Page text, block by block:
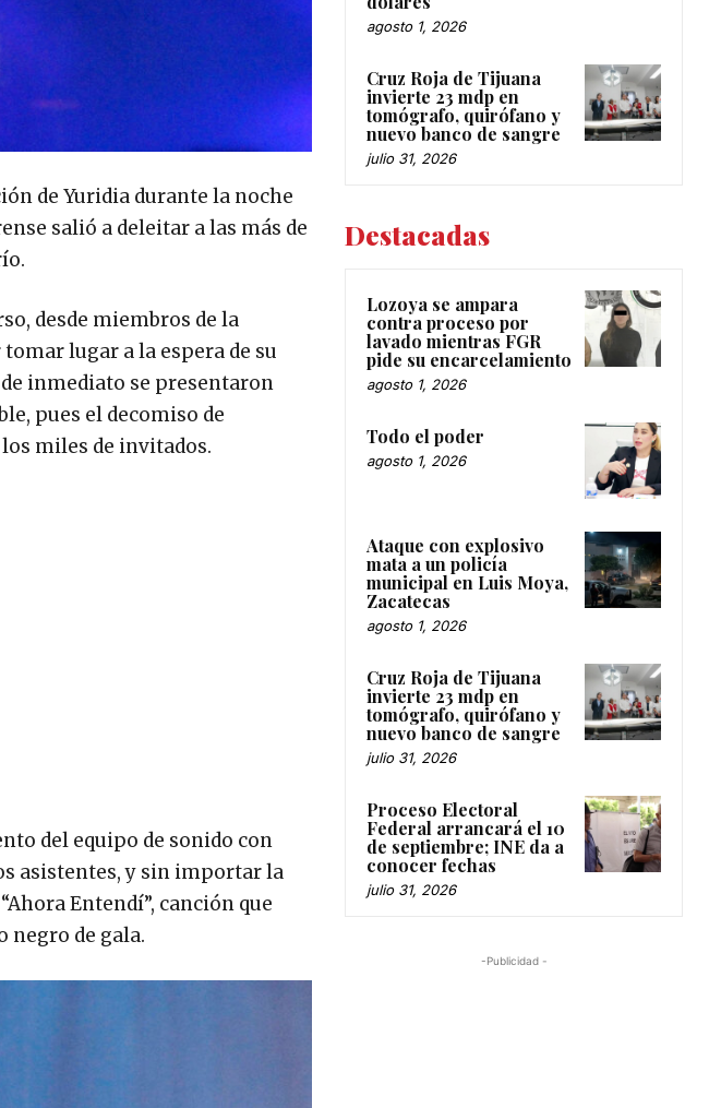
de Yuridia durante la noche
salió a deleitar a las más de
desde miembros de la
lugar a la espera de su
inmediato se presentaron
pues el decomiso de
miles de invitados.
del equipo de sonido con
asistentes, y sin importar la
Entendí”, canción que
negro de gala.
agosto 1, 2026
Cruz Roja de Tijuana
invierte 23 mdp en
tomógrafo, quirófano y
nuevo banco de sangre
julio 31, 2026
Destacadas
Lozoya se ampara
contra proceso por
lavado mientras FGR
pide su encarcelamiento
agosto 1, 2026
Todo el poder
agosto 1, 2026
Ataque con explosivo
mata a un policía
municipal en Luis Moya,
Zacatecas
agosto 1, 2026
Cruz Roja de Tijuana
invierte 23 mdp en
tomógrafo, quirófano y
nuevo banco de sangre
julio 31, 2026
Proceso Electoral
Federal arrancará el 10
de septiembre; INE da a
conocer fechas
julio 31, 2026
-Publicidad -